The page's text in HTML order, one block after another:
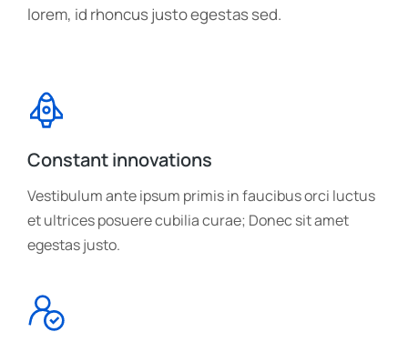
lorem, id rhoncus justo egestas sed.
Constant innovations
Vestibulum ante ipsum primis in faucibus orci luctus
et ultrices posuere cubilia curae; Donec sit amet
egestas justo.